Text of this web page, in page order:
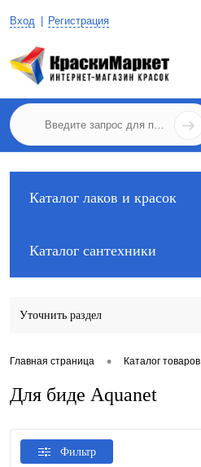
Вход Регистрация
Каталог лаков и красок
Каталог сантехники
Уточнить раздел
Главная страница • Каталог товаров
Для биде Aquanet
Фильтр